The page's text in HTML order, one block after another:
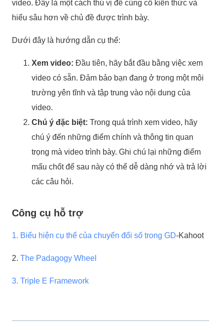
video. Đây là một cách thú vị để củng cố kiến thức và
hiểu sâu hơn về chủ đề được trình bày.
Dưới đây là hướng dẫn cụ thể:
Xem video: Đầu tiên, hãy bắt đầu bằng việc xem
video có sẵn. Đảm bảo bạn đang ở trong một môi
trường yên tĩnh và tập trung vào nội dung của
video.
Chú ý đặc biệt: Trong quá trình xem video, hãy
chú ý đến những điểm chính và thông tin quan
trọng mà video trình bày. Ghi chú lại những điểm
mấu chốt để sau này có thể dễ dàng nhớ và trả lời
các câu hỏi.
Công cụ hỗ trợ
1. Biểu hiện cụ thể của chuyển đổi số trong GD-Kahoot
2. The Padagogy Wheel
3. Triple E Framework